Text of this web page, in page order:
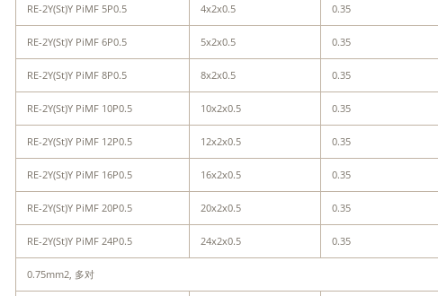
RE-2Y(St)Y PiMF 5P0.5 4x2x0.5 0.35
RE-2Y(St)Y PiMF 6P0.5 5x2x0.5 0.35
RE-2Y(St)Y PiMF 8P0.5 8x2x0.5 0.35
RE-2Y(St)Y PiMF 10P0.5 10x2x0.5 0.35
RE-2Y(St)Y PiMF 12P0.5 12x2x0.5 0.35
RE-2Y(St)Y PiMF 16P0.5 16x2x0.5 0.35
RE-2Y(St)Y PiMF 20P0.5 20x2x0.5 0.35
RE-2Y(St)Y PiMF 24P0.5 24x2x0.5 0.35
0.75mm2, 多对